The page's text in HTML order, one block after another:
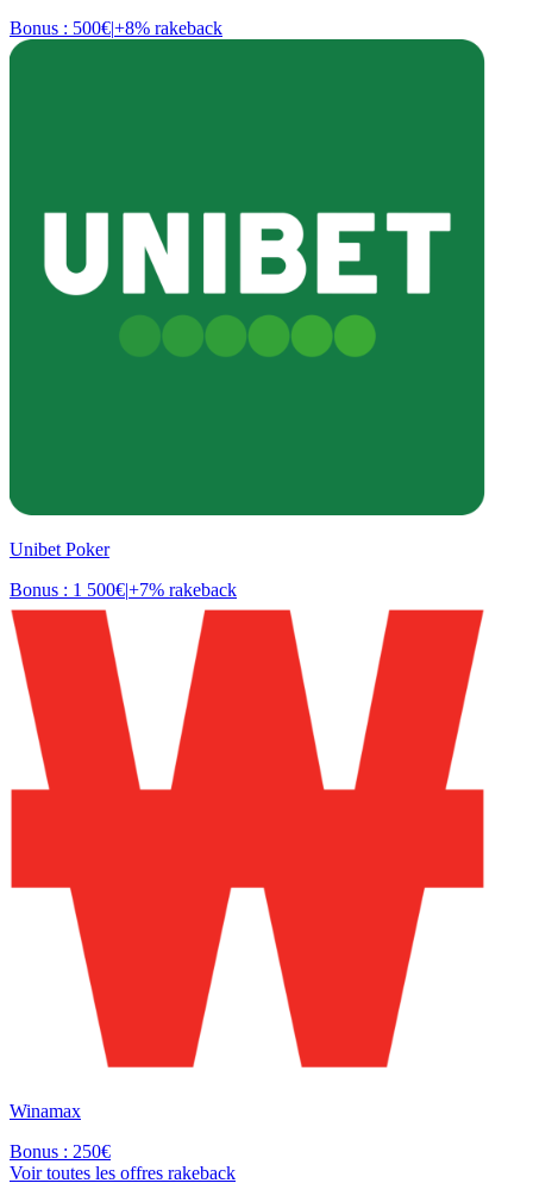
Bonus : 500€|+8% rakeback
Unibet Poker
Bonus : 1 500€|+7% rakeback
Winamax
Bonus : 250€
Voir toutes les offres rakeback